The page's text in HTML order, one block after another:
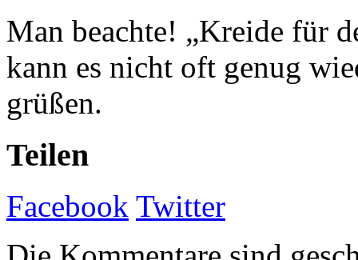
Man beachte! „Kreide für
kann es nicht oft genug
grüßen.
Teilen
Facebook Twitter